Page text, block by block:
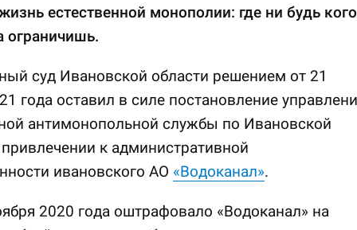
естественной монополии: где ни будь кого
ограничишь.
суд Ивановской области решением от 21
года оставил в силе постановление
антимонопольной службы по Ивановской
к административной
ивановского АО «Водоканал».
2020 года оштрафовало «Водоканал» на